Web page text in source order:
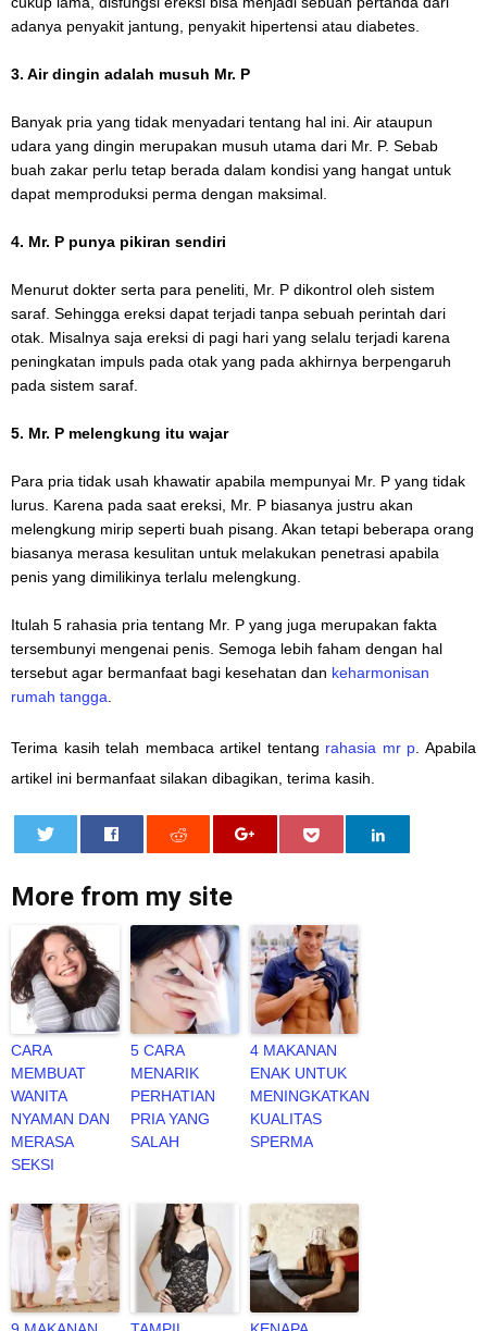
adanya penyakit jantung, penyakit hipertensi atau diabetes.
3. Air dingin adalah musuh Mr. P
Banyak pria yang tidak menyadari tentang hal ini. Air ataupun
udara yang dingin merupakan musuh utama dari Mr. P. Sebab
buah zakar perlu tetap berada dalam kondisi yang hangat untuk
dapat memproduksi perma dengan maksimal.
4. Mr. P punya pikiran sendiri
Menurut dokter serta para peneliti, Mr. P dikontrol oleh sistem
saraf. Sehingga ereksi dapat terjadi tanpa sebuah perintah dari
otak. Misalnya saja ereksi di pagi hari yang selalu terjadi karena
peningkatan impuls pada otak yang pada akhirnya berpengaruh
pada sistem saraf.
5. Mr. P melengkung itu wajar
Para pria tidak usah khawatir apabila mempunyai Mr. P yang tidak
lurus. Karena pada saat ereksi, Mr. P biasanya justru akan
melengkung mirip seperti buah pisang. Akan tetapi beberapa orang
biasanya merasa kesulitan untuk melakukan penetrasi apabila
penis yang dimilikinya terlalu melengkung.
Itulah 5 rahasia pria tentang Mr. P yang juga merupakan fakta
tersembunyi mengenai penis. Semoga lebih faham dengan hal
tersebut agar bermanfaat bagi kesehatan dan keharmonisan
rumah tangga
Terima kasih telah membaca artikel tentang rahasia mr p . Apabila
artikel ini bermanfaat silakan dibagikan, terima kasih.
More from my site
CARA
MEMBUAT
WANITA
NYAMAN DAN
MERASA
SEKSI
5 CARA
MENARIK
PERHATIAN
PRIA YANG
SALAH
4 MAKANAN
ENAK UNTUK
MENINGKATKAN
KUALITAS
SPERMA